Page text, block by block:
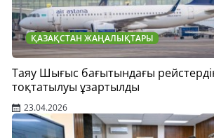
ҚАЗАҚСТАН ЖАҢАЛЫҚТАРЫ
Таяу Шығыс бағытындағы
тоқтатылуы ұзартылды
23.04.2026